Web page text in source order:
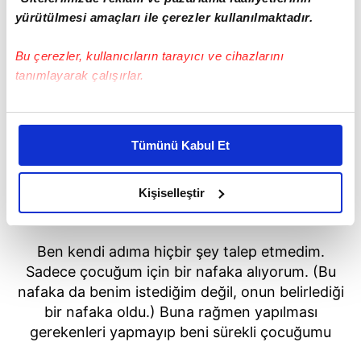
yürütülmesi amaçları ile çerezler kullanılmaktadır.
Bu çerezler, kullanıcıların tarayıcı ve cihazlarını
tanımlayarak çalışırlar.
Bu çerezlere izin vermeniz halinde sizlere özel
daha iyi reklam deneyimi yaşatabiliriz. Bunu yaparken
amacımızın size daha iyi bir reklam deneyimi sunmak
olduğunu ve sizlere en iyi içerikleri sunabilmek adına
elimizden gelen çabayı gösterdiğimizi ve bu noktada,
reklamların maliyetlerimizi karşılamak noktasında tek gelir
kalemimiz olduğunu sizlere hatırlatmak isteriz.
Her halükârda, kullanıcılar, bu çerezlere izin vermedikleri
takdirde, kullanıcılara hedefli reklamlar
gösterilmeyecektir."
Tümünü Kabul Et
Kişiselleştir
"BENİ SÜREKLİ ÇOCUĞUMU ALMAKLA TEHDİT
EDİYOR"
Ben kendi adıma hiçbir şey talep etmedim.
Sadece çocuğum için bir nafaka alıyorum. (Bu
nafaka da benim istediğim değil, onun belirlediği
bir nafaka oldu.) Buna rağmen yapılması
gerekenleri yapmayıp beni sürekli çocuğumu